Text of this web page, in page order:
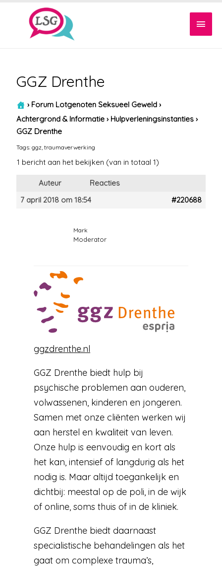
GGZ Drenthe
› Forum Lotgenoten Seksueel Geweld ›
Achtergrond & Informatie › Hulpverleningsinstanties ›
GGZ Drenthe
Tags:ggz ,traumaverwerking
1 bericht aan het bekijken (van in totaal 1)
Auteur
Reacties
7 april 2018 om 18:54
#220688
Mark
Moderator
ggzdrenthe.nl
GGZ Drenthe biedt hulp bij
psychische problemen aan ouderen,
volwassenen, kinderen en jongeren.
Samen met onze cliënten werken wij
aan herstel en kwaliteit van leven.
Onze hulp is eenvoudig en kort als
het kan, intensief of langdurig als het
nodig is. Maar altijd toegankelijk en
dichtbij: meestal op de poli, in de wijk
of online, soms thuis of in de kliniek.
GGZ Drenthe biedt daarnaast
specialistische behandelingen als het
gaat om complexe trauma’s,